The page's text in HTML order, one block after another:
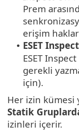
Prem
erişim
• ESET
ESET
gerekli
için).
Her izin kümesi
Statik
izinleri içerir.